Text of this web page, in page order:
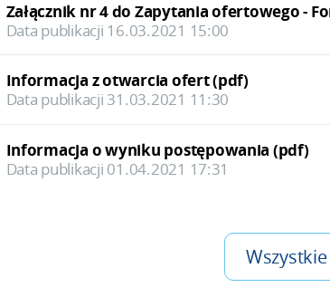
Załącznik nr 4 do Zapytania ofertowego -
Data publikacji 16.03.2021 15:00
Informacja z otwarcia ofert (pdf)
Data publikacji 31.03.2021 11:30
Informacja o wyniku postępowania (pdf)
Data publikacji 01.04.2021 17:31